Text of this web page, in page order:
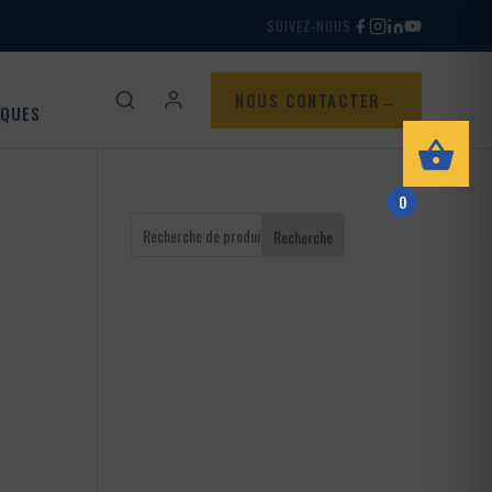
SUIVEZ-NOUS
NOUS CONTACTER
Recherche
0